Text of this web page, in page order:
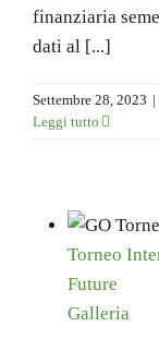
finanziaria
dati al [...]
Settembre 28, 2023 |
Leggi tutto
Torneo
Future
Galleria